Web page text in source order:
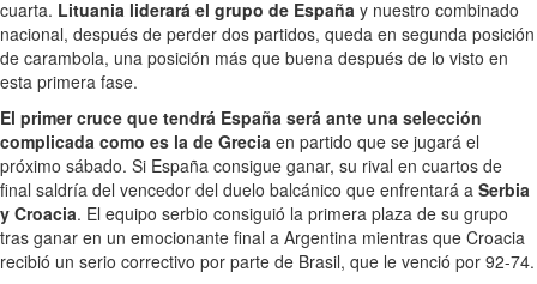
cuarta. Lituania liderará el grupo de España y nuestro combinado
nacional, después de perder dos partidos, queda en segunda posición
de carambola, una posición más que buena después de lo visto en
esta primera fase.
El primer cruce que tendrá España será ante una selección
complicada como es la de Grecia en partido que se jugará el
próximo sábado. Si España consigue ganar, su rival en cuartos de
final saldría del vencedor del duelo balcánico que enfrentará a Serbia
y Croacia. El equipo serbio consiguió la primera plaza de su grupo
tras ganar en un emocionante final a Argentina mientras que Croacia
recibió un serio correctivo por parte de Brasil, que le venció por 92-74.